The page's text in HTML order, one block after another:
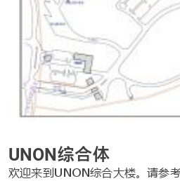
UNON综合体
欢迎来到UNON综合大楼。请参